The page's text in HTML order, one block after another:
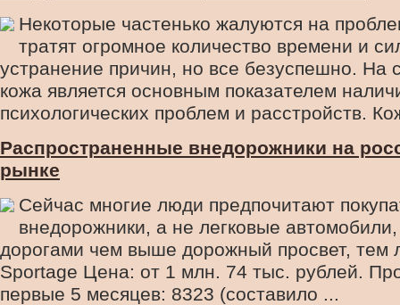
Некоторые частенько жалуются на
тратят огромное количество времени и
устранение причин, но все безуспешно. На
кожа является основным показателем
психологических проблем и расстройств.
Распространенные внедорожники на
рынке
Сейчас многие люди предпочитают
внедорожники, а не легковые
дорогами чем выше дорожный просвет, тем
Sportage Цена: от 1 млн. 74 тыс. рублей.
первые 5 месяцев: 8323 (составило ...